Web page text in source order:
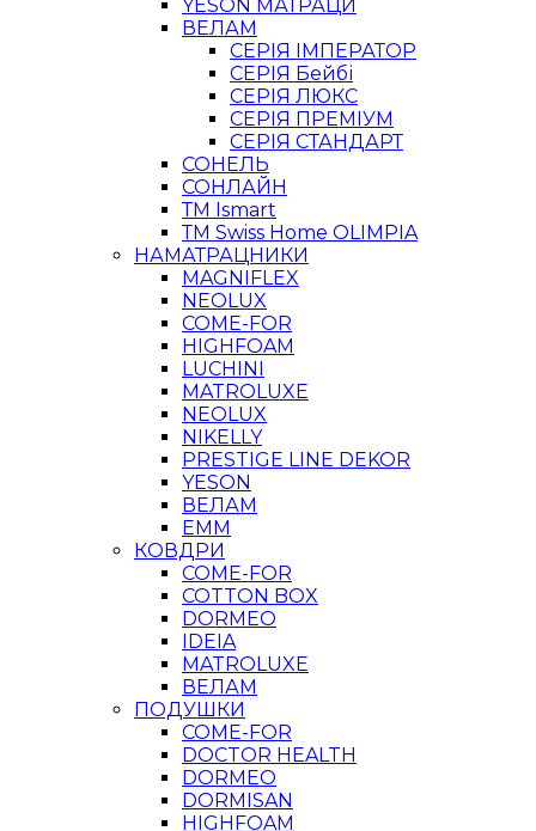
YESON МАТРАЦИ
ВЕЛАМ
СЕРІЯ ІМПЕРАТОР
СЕРІЯ Бейбі
СЕРІЯ ЛЮКС
СЕРІЯ ПРЕМІУМ
СЕРІЯ СТАНДАРТ
СОНЕЛЬ
СОНЛАЙН
ТМ Ismart
ТМ Swiss Home OLIMPIA
НАМАТРАЦНИКИ
MAGNIFLEX
NEOLUX
COME-FOR
HIGHFOAM
LUCHINI
MATROLUXE
NEOLUX
NIKELLY
PRESTIGE LINE DEKOR
YESON
ВЕЛАМ
ЕММ
КОВДРИ
COME-FOR
COTTON BOX
DORMEO
IDEIA
MATROLUXE
ВЕЛАМ
ПОДУШКИ
COME-FOR
DOCTOR HEALTH
DORMEO
DORMISAN
HIGHFOAM